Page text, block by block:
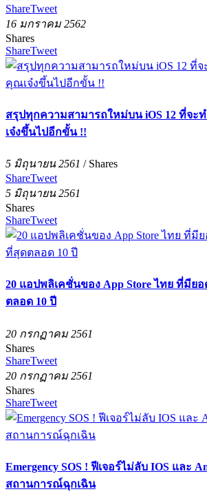
ShareTweet
16 มกราคม 2562
Shares
ShareTweet
สรุปทุกความสามารถใหม่บน iOS 12 ที่จะ
เจ๋งขึ้นไปอีกขั้น !!
5 มิถุนายน 2561 / Shares
ShareTweet
5 มิถุนายน 2561
Shares
ShareTweet
20 แอปพลิเคชั่นของ App Store ไทย ที่มีย
ตลอด 10 ปี
20 กรกฏาคม 2561
Shares
ShareTweet
20 กรกฏาคม 2561
Shares
ShareTweet
Emergency SOS ! ฟีเจอร์ไม่ลับ IOS และ
สถานการณ์ฉุกเฉิน